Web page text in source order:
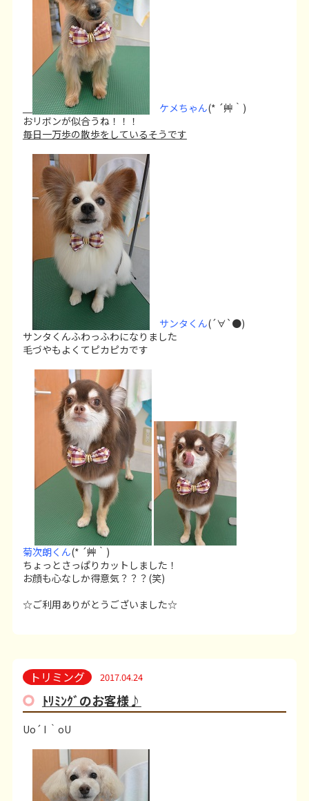
ケメちゃん(* ´艸｀)
おリボンが似合うね！！！
毎日一万歩の散歩をしているそうです
サンタくん(´∀`●)
サンタくんふわっふわになりました
毛づやもよくてピカピカです
菊次朗くん(* ´艸｀)
ちょっとさっぱりカットしました！
お顔も心なしか得意気？？？(笑)
☆ご利用ありがとうございました☆
トリミング 2017.04.24
ﾄﾘﾐﾝｸﾞのお客様♪
Uo´ I ｀oU